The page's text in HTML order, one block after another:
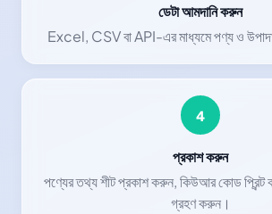
ডেটা আমদানি করুন
Excel, CSV বা API-এর মাধ্যমে পণ্য ও
4
প্রকাশ করুন
পণ্যের তথ্য শীট প্রকাশ করুন, কিউআর কোড
গ্রহণ করুন।